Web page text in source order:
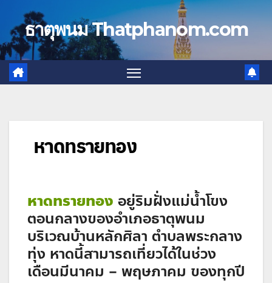
contentธาตุพนม Thatphanom.com
หาดทรายทอง
หาดทรายทอง อยู่ริมฝั่งแม่น้ำโขง
ตอนกลางของอำเภอธาตุพนม
บริเวณบ้านหลักศิลา ตำบลพระกลาง
ทุ่ง หาดนี้สามารถเที่ยวได้ในช่วง
เดือนมีนาคม – พฤษภาคม ของทุกปี